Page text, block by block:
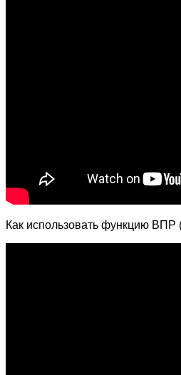
Как использовать функцию ВПР